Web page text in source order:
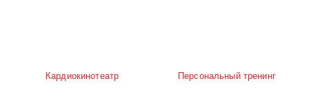
Кардиокинотеатр Персональный тренинг